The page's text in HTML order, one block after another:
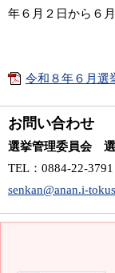
年６月２日から６
令和８年６月選
お問い合わせ
選挙管理委員会
TEL ：0884-22-3791
senkan@anan.i-